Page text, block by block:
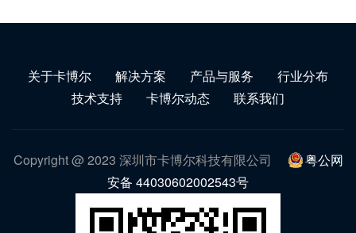
关于卡博尔 解决方案 产品与服务
行业分布
技术支持
卡博尔动态 联系我们
Copyright @ 2023 深圳市卡博尔科技有限公司
粤公网
安备 44030602002543号